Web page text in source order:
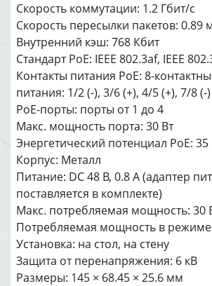
Скорость коммутации: 1.2 Гбит/с
Скорость пересылки пакетов: 0.89
Внутренний кэш: 768 Кбит
Стандарт PoE: IEEE 802.3af, IEEE
Контакты питания PoE: 8-
питания: 1/2 (-), 3/6 (+), 4/5 (+), 7/8 (-)
PoE-порты: порты от 1 до 4
Макс. мощность порта: 30 Вт
Энергетический потенциал PoE: 35
Корпус: Металл
Питание: DC 48 В, 0.8 A (адаптер
поставляется в комплекте)
Макс. потребляемая мощность: 30
Потребляемая мощность в
Установка: на стол, на стену
Защита от перенапряжения: 6 кВ
Размеры: 145 × 68.45 × 25.6 мм